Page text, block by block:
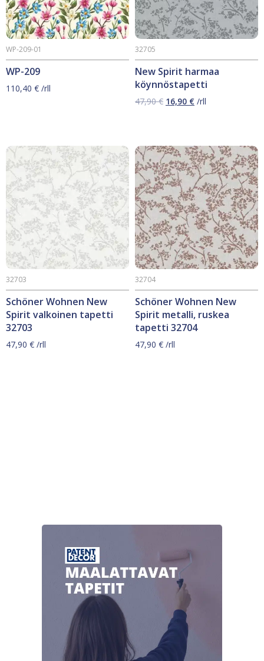
WP-209
WP-209-01
110,40 € /rll
New Spirit harmaa
köynnöstapetti
32705
47,90€ Alkuperäinen
16,90 €Nykyinen
/rll
Schöner Wohnen New
Spirit valkoinen tapetti
32703
32703
47,90 € /rll
Schöner Wohnen New
Spirit metalli, ruskea
tapetti 32704
32704
47,90 € /rll